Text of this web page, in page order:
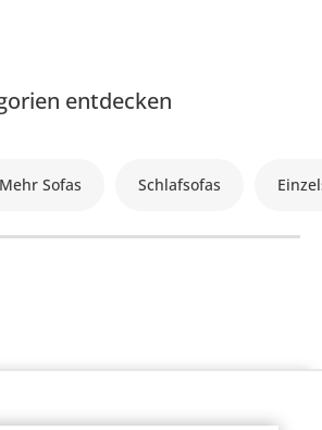
entdecken
Mehr Sofas Schlafsofas